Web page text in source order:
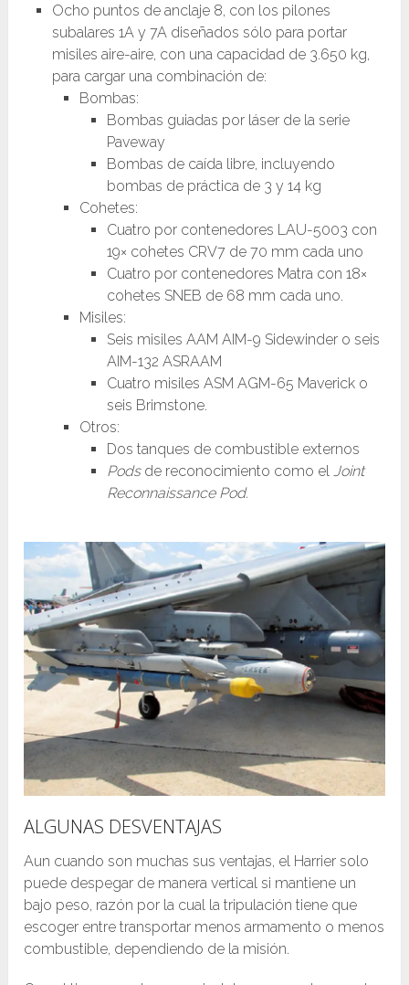
Ocho puntos de anclaje 8, con los pilones
subalares 1A y 7A diseñados sólo para portar
misiles aire-aire, con una capacidad de 3.650 kg,
para cargar una combinación de:
Bombas:
Bombas guiadas por láser de la serie
Paveway
Bombas de caída libre, incluyendo
bombas de práctica de 3 y 14 kg
Cohetes:
Cuatro por contenedores LAU-5003 con
19× cohetes CRV7 de 70 mm cada uno
Cuatro por contenedores Matra con 18×
cohetes SNEB de 68 mm cada uno.
Misiles:
Seis misiles AAM AIM-9 Sidewinder o seis
AIM-132 ASRAAM
Cuatro misiles ASM AGM-65 Maverick o
seis Brimstone.
Otros:
Dos tanques de combustible externos
Podsde reconocimiento como elJoint
Reconnaissance Pod.
ALGUNAS DESVENTAJAS
Aun cuando son muchas sus ventajas, el Harrier solo
puede despegar de manera vertical si mantiene un
bajo peso, razón por la cual la tripulación tiene que
escoger entre transportar menos armamento o menos
combustible, dependiendo de la misión.